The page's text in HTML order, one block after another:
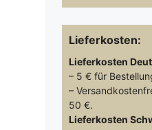
Lieferkosten:
Lieferkosten
– 5 € für
–
50 €.
Lieferkosten